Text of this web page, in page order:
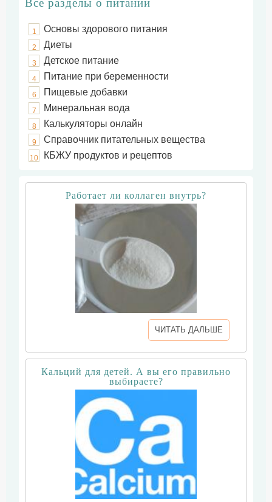
Все разделы о питании
1 Основы здорового питания
2 Диеты
3 Детское питание
4 Питание при беременности
6 Пищевые добавки
7 Минеральная вода
8 Калькуляторы онлайн
9 Справочник питательных вещества
10 КБЖУ продуктов и рецептов
Работает ли коллаген внутрь?
ЧИТАТЬ ДАЛЬШЕ
Кальций для детей. А вы его правильно
выбираете?